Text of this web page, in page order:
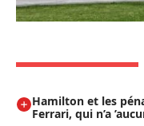
Hamilton et les
Ferrari, qui n’a